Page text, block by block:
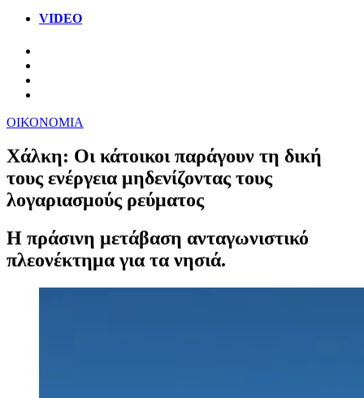
VIDEO
ΟΙΚΟΝΟΜΙΑ
Χάλκη: Οι κάτοικοι παράγουν τη δική
τους ενέργεια μηδενίζοντας τους
λογαριασμούς ρεύματος
Η πράσινη μετάβαση ανταγωνιστικό
πλεονέκτημα για τα νησιά.